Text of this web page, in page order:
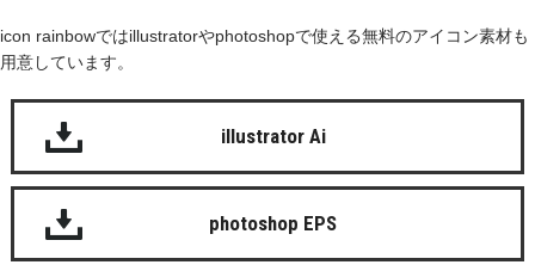
icon rainbowではillustratorやphotoshopで使える無料のアイコン素材も
用意しています。
illustrator Ai
photoshop EPS